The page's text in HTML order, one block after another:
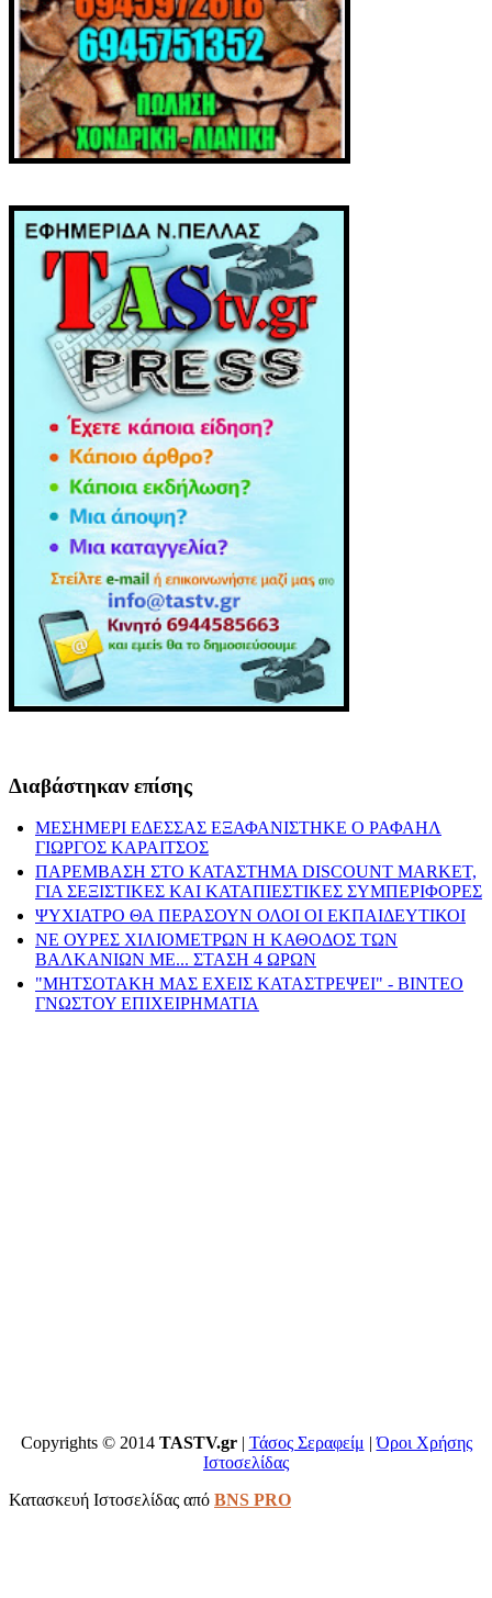
Διαβάστηκαν επίσης
ΜΕΣΗΜΕΡΙ ΕΔΕΣΣΑΣ ΕΞΑΦΑΝΙΣΤΗΚΕ Ο ΡΑΦΑΗΛ
ΓΙΩΡΓΟΣ ΚΑΡΑΙΤΣΟΣ
ΠΑΡΕΜΒΑΣΗ ΣΤΟ ΚΑΤΑΣΤΗΜΑ DISCOUNT MARKET,
ΓΙΑ ΣΕΞΙΣΤΙΚΕΣ ΚΑΙ ΚΑΤΑΠΙΕΣΤΙΚΕΣ ΣΥΜΠΕΡΙΦΟΡΕΣ
ΨΥΧΙΑΤΡΟ ΘΑ ΠΕΡΑΣΟΥΝ ΟΛΟΙ ΟΙ ΕΚΠΑΙΔΕΥΤΙΚΟΙ
ΝΕ ΟΥΡΕΣ ΧΙΛΙΟΜΕΤΡΩΝ Η ΚΑΘΟΔΟΣ ΤΩΝ
ΒΑΛΚΑΝΙΩΝ ΜΕ... ΣΤΑΣΗ 4 ΩΡΩΝ
"ΜΗΤΣΟΤΑΚΗ ΜΑΣ ΕΧΕΙΣ ΚΑΤΑΣΤΡΕΨΕΙ" - ΒΙΝΤΕΟ
ΓΝΩΣΤΟΥ ΕΠΙΧΕΙΡΗΜΑΤΙΑ
Copyrights © 2014 TASTV.gr| Τάσος Σεραφείμ |Όροι Χρήσης
Ιστοσελίδας
Κατασκευή Ιστοσελίδας από BNS PRO